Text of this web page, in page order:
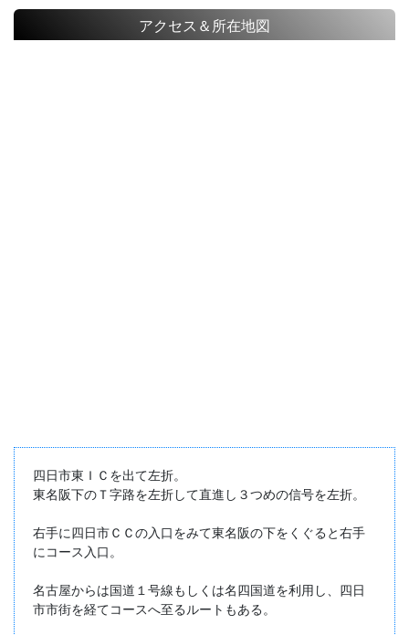
アクセス＆所在地図
四日市東ＩＣを出て左折。
東名阪下のＴ字路を左折して直進し３つめの信号を左折。
右手に四日市ＣＣの入口をみて東名阪の下をくぐると右手
にコース入口。
名古屋からは国道１号線もしくは名四国道を利用し、四日
市市街を経てコースへ至るルートもある。